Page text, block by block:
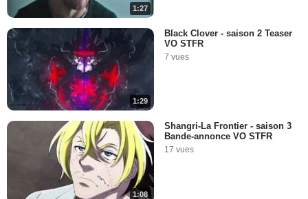
1:27
1:29
Black Clover - saison 2 Teaser
VO STFR
7 vues
1:08
Shangri-La Frontier - saison 3
Bande-annonce VO STFR
17 vues